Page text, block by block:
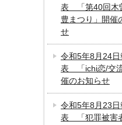
表 「第40回木
豊まつり」開催
せ
令和5年8月24日
表 「ichi恋/交
催のお知らせ
令和5年8月23日
表 「犯罪被害